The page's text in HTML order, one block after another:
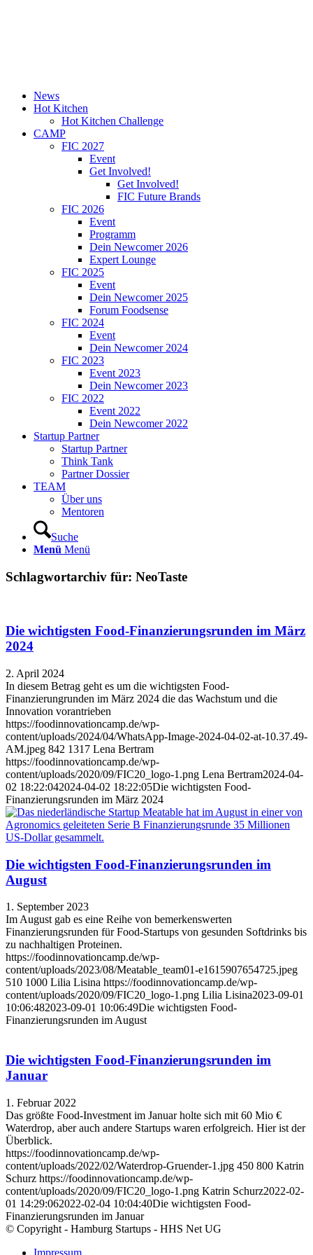
News
Hot Kitchen
Hot Kitchen Challenge
CAMP
FIC 2027
Event
Get Involved!
Get Involved!
FIC Future Brands
FIC 2026
Event
Programm
Dein Newcomer 2026
Expert Lounge
FIC 2025
Event
Dein Newcomer 2025
Forum Foodsense
FIC 2024
Event
Dein Newcomer 2024
FIC 2023
Event 2023
Dein Newcomer 2023
FIC 2022
Event 2022
Dein Newcomer 2022
Startup Partner
Startup Partner
Think Tank
Partner Dossier
TEAM
Über uns
Mentoren
Suche
Menü Menü
Schlagwortarchiv für: NeoTaste
Die wichtigsten Food-Finanzierungsrunden im März
2024
2. April 2024
In diesem Betrag geht es um die wichtigsten Food-
Finanzierungrunden im März 2024 die das Wachstum und die
Innovation vorantrieben
https://foodinnovationcamp.de/wp-
content/uploads/2024/04/WhatsApp-Image-2024-04-02-at-10.37.49-
AM.jpeg 842 1317 Lena Bertram
https://foodinnovationcamp.de/wp-
content/uploads/2020/09/FIC20_logo-1.png Lena Bertram2024-04-
02 18:22:042024-04-02 18:22:05Die wichtigsten Food-
Finanzierungsrunden im März 2024
Die wichtigsten Food-Finanzierungsrunden im
August
1. September 2023
Im August gab es eine Reihe von bemerkenswerten
Finanzierungsrunden für Food-Startups von gesunden Softdrinks bis
zu nachhaltigen Proteinen.
https://foodinnovationcamp.de/wp-
content/uploads/2023/08/Meatable_team01-e1615907654725.jpeg
510 1000 Lilia Lisina https://foodinnovationcamp.de/wp-
content/uploads/2020/09/FIC20_logo-1.png Lilia Lisina2023-09-01
10:06:482023-09-01 10:06:49Die wichtigsten Food-
Finanzierungsrunden im August
Die wichtigsten Food-Finanzierungsrunden im
Januar
1. Februar 2022
Das größte Food-Investment im Januar holte sich mit 60 Mio €
Waterdrop, aber auch andere Startups waren erfolgreich. Hier ist der
Überblick.
https://foodinnovationcamp.de/wp-
content/uploads/2022/02/Waterdrop-Gruender-1.jpg 450 800 Katrin
Schurz https://foodinnovationcamp.de/wp-
content/uploads/2020/09/FIC20_logo-1.png Katrin Schurz2022-02-
01 14:29:062022-02-04 10:04:40Die wichtigsten Food-
Finanzierungsrunden im Januar
© Copyright - Hamburg Startups - HHS Net UG
Impressum